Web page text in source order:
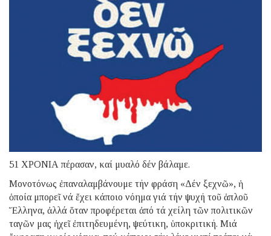
51 ΧΡΟΝΙΑ πέρασαν, καί μυαλό δέν βάλαμε.
Μονοτόνως ἐπαναλαμβάνουμε τήν φράση «Δέν ξεχνῶ», ἡ
ὁποία μπορεῖ νά ἔχει κάποιο νόημα γιά τήν ψυχή τοῦ ἁπλοῦ
Ἕλληνα, ἀλλά ὅταν προφέρεται ἀπό τά χείλη τῶν πολιτικῶν
ταγῶν μας ἠχεῖ ἐπιτηδευμένη, ψεύτικη, ὑποκριτική. Μιά